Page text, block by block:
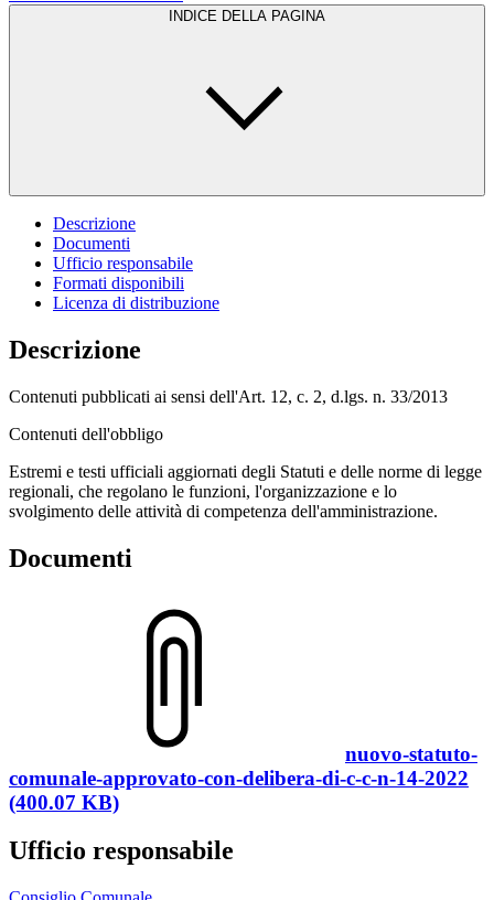
INDICE DELLA PAGINA
Descrizione
Documenti
Ufficio responsabile
Formati disponibili
Licenza di distribuzione
Descrizione
Contenuti pubblicati ai sensi dell'Art. 12, c. 2, d.lgs. n. 33/2013
Contenuti dell'obbligo
Estremi e testi ufficiali aggiornati degli Statuti e delle norme di legge
regionali, che regolano le funzioni, l'organizzazione e lo
svolgimento delle attività di competenza dell'amministrazione.
Documenti
nuovo-statuto-
comunale-approvato-con-delibera-di-c-c-n-14-2022
(400.07 KB)
Ufficio responsabile